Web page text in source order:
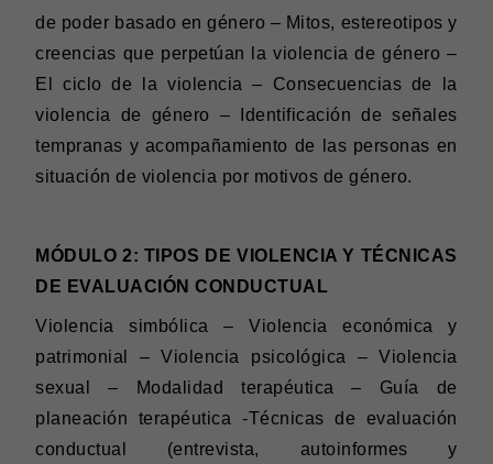
de poder basado en género – Mitos, estereotipos y
creencias que perpetúan la violencia de género –
El ciclo de la violencia – Consecuencias de la
violencia de género – Identificación de señales
tempranas y acompañamiento de las personas en
situación de violencia por motivos de género.
MÓDULO 2: TIPOS DE VIOLENCIA Y TÉCNICAS
DE EVALUACIÓN CONDUCTUAL
Violencia simbólica – Violencia económica y
patrimonial – Violencia psicológica – Violencia
sexual – Modalidad terapéutica – Guía de
planeación terapéutica -Técnicas de evaluación
conductual (entrevista, autoinformes y